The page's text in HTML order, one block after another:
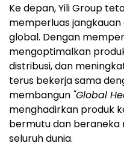
Ke depan, Yili Group
memperluas
global. Dengan
mengoptimalkan
distribusi, dan
terus bekerja sama
membangun "Global
menghadirkan produk
bermutu dan beraneka
seluruh dunia.